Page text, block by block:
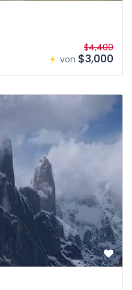
von
$4,400
$3,000